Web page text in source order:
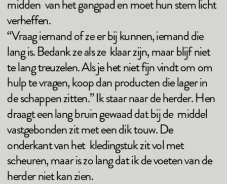
midden  van het gangpad en moet hun stem licht
verheffen.
“Vraag iemand of ze er bij kunnen, iemand die
lang is. Bedank ze als ze  klaar zijn, maar blijf niet
te lang treuzelen. Als je het niet fijn vindt om om
hulp te vragen, koop dan producten die lager in
de schappen zitten.” Ik staar naar de herder. Hen
draagt een lang bruin gewaad dat bij de  middel
vastgebonden zit met een dik touw. De
onderkant van het  kledingstuk zit vol met
scheuren, maar is zo lang dat ik de voeten van de
herder niet kan zien.